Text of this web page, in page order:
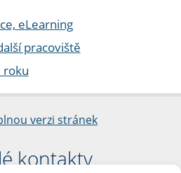
eLearning
pracoviště
roku
verzi stránek
kontakty